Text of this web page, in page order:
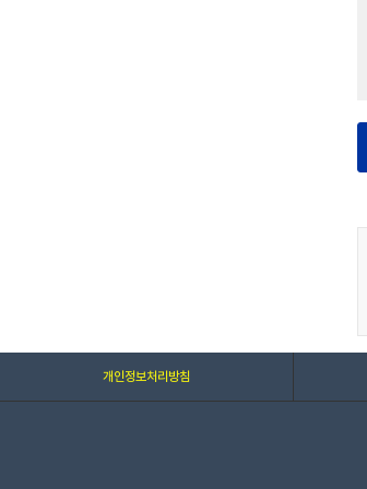
개인정보처리방침